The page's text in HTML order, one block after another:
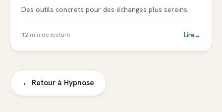
Des outils concrets pour des échanges plus sereins.
12 min de lecture Lire→
← Retour à Hypnose